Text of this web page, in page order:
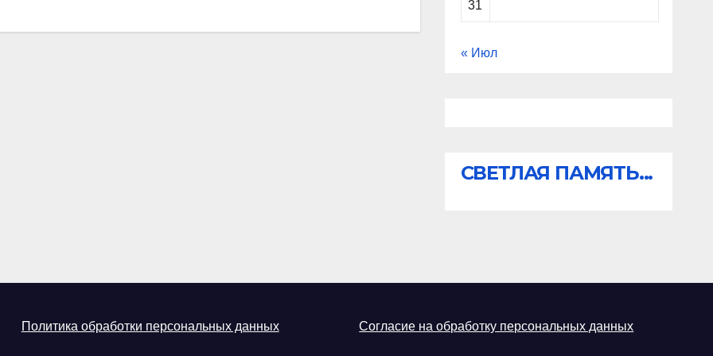
31
« Июл
СВЕТЛАЯ ПАМЯТЬ...
Политика обработки персональных данных Согласие на обработку персональных данных